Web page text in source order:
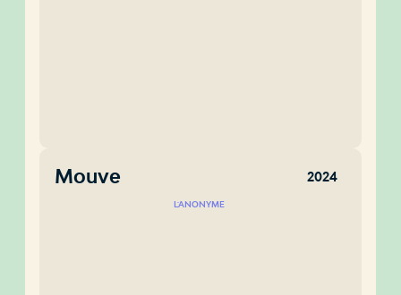
2024
Mouve
L'ANONYME